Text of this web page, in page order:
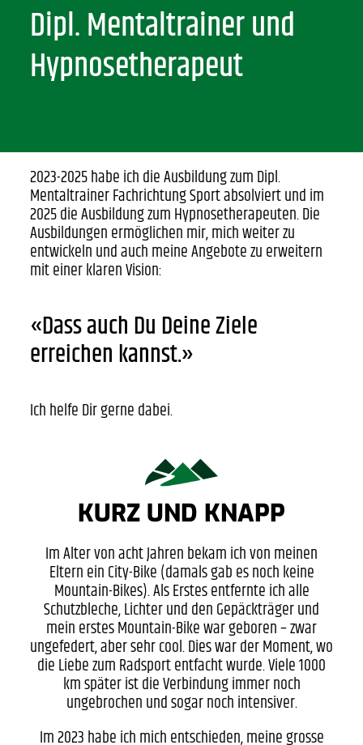
2023-2025 habe ich die Ausbildung zum Dipl.
Mentaltrainer Fachrichtung Sport absolviert und im
2025 die Ausbildung zum Hypnosetherapeuten. Die
Ausbildungen ermöglichen mir, mich weiter zu
entwickeln und auch meine Angebote zu erweitern
mit einer klaren Vision:
«Dass auch Du Deine Ziele
erreichen kannst.»
Ich helfe Dir gerne dabei.
Dipl. Mentaltrainer und
Hypnosetherapeut
KURZ UND KNAPP
Im Alter von acht Jahren bekam ich von meinen
Eltern ein City-Bike (damals gab es noch keine
Mountain-Bikes). Als Erstes entfernte ich alle
Schutzbleche, Lichter und den Gepäckträger und
mein erstes Mountain-Bike war geboren – zwar
ungefedert, aber sehr cool. Dies war der Moment, wo
die Liebe zum Radsport entfacht wurde. Viele 1000
km später ist die Verbindung immer noch
ungebrochen und sogar noch intensiver.
Im 2023 habe ich mich entschieden, meine grosse